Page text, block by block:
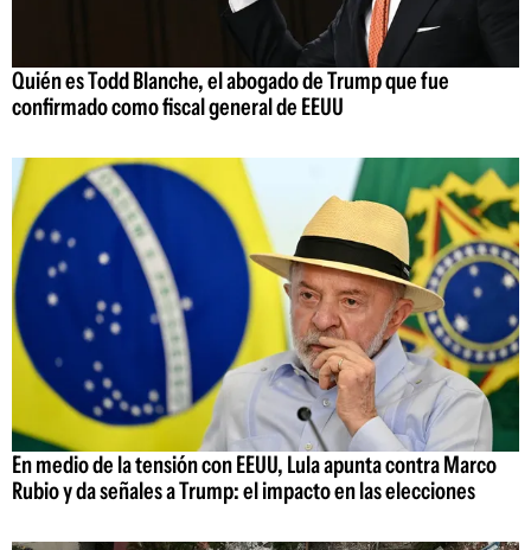
Quién es Todd Blanche, el abogado de Trump que fue
confirmado como fiscal general de EEUU
En medio de la tensión con EEUU, Lula apunta contra Marco
Rubio y da señales a Trump: el impacto en las elecciones